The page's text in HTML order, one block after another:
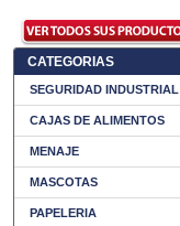
CATEGORIAS
SEGURIDAD INDUSTRIAL
CAJAS DE ALIMENTOS
MENAJE
MASCOTAS
PAPELERIA